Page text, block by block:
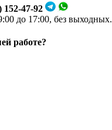
152-47-92
до 17:00, без выходных.
работе?